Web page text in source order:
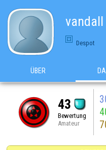
vandall
Despot
ÜBER
43
Bewertung
Amateur